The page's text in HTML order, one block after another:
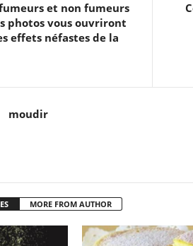
et non fumeurs
photos vous ouvriront
effets néfastes de la
moudir
MORE FROM AUTHOR